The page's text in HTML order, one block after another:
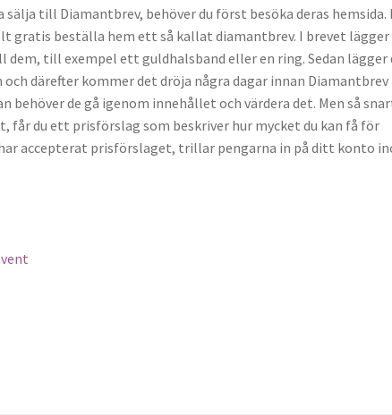
sälja till Diamantbrev, behöver du först besöka deras hemsida.
gratis beställa hem ett så kallat diamantbrev. I brevet lägger
dem, till exempel ett guldhalsband eller en ring. Sedan lägger
och därefter kommer det dröja några dagar innan Diamantbrev
behöver de gå igenom innehållet och värdera det. Men så
får du ett prisförslag som beskriver hur mycket du kan få för
har accepterat prisförslaget, trillar pengarna in på ditt konto